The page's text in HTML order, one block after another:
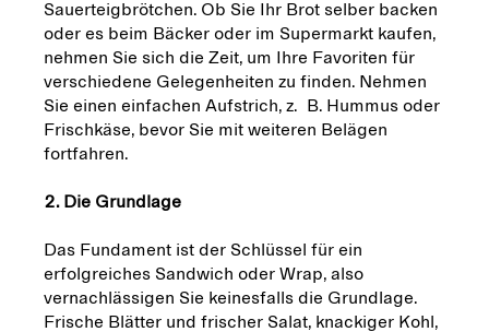
Sauerteigbrötchen. Ob Sie Ihr Brot selber backen
oder es beim Bäcker oder im Supermarkt kaufen,
nehmen Sie sich die Zeit, um Ihre Favoriten für
verschiedene Gelegenheiten zu finden. Nehmen
Sie einen einfachen Aufstrich, z. B. Hummus oder
Frischkäse, bevor Sie mit weiteren Belägen
fortfahren.
2. Die Grundlage
Das Fundament ist der Schlüssel für ein
erfolgreiches Sandwich oder Wrap, also
vernachlässigen Sie keinesfalls die Grundlage.
Frische Blätter und frischer Salat, knackiger Kohl,